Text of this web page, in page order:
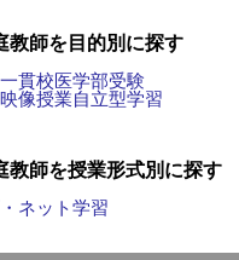
教師を目的別に探す
貫校医学部受験
映像授業自立型学習
教師を授業形式別に探す
ネット学習